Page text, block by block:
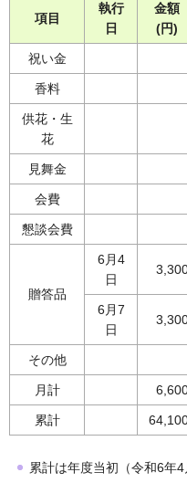
項目
執行
日
金額
(円)
祝い金
香料
供花・生
花
見舞金
会費
懇談会費
贈答品
6月4
日
6月7
日
その他
月計
累計
累計は年度当初（令和6年4